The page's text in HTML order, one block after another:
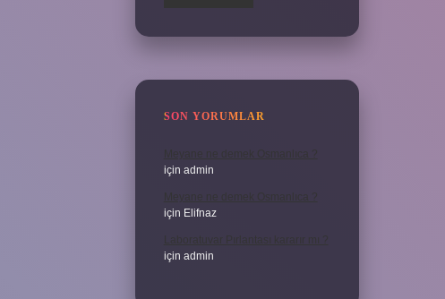
SON YORUMLAR
Meyane ne demek Osmanlıca ?
için admin
Meyane ne demek Osmanlıca ?
için Elifnaz
Laboratuvar Pırlantası kararır mı ?
için admin